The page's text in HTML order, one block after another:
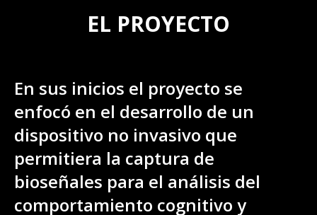
EL PROYECTO
En sus inicios el proyecto se
enfocó en el desarrollo de un
dispositivo no invasivo que
permitiera la captura de
bioseñales para el análisis del
comportamiento cognitivo y